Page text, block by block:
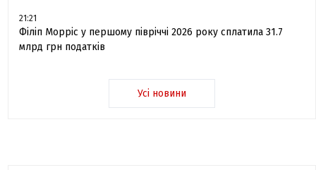
21:21
Філіп Морріс у першому півріччі 2026 року сплатила 31.7
млрд грн податків
Усі новини